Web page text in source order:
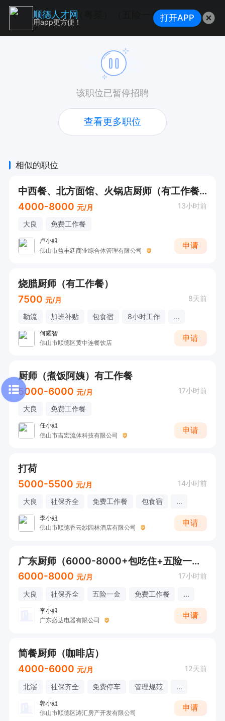
厨师（粤菜）（五险一金）
该职位已暂停招聘
查看更多职位
相似的职位
中西餐、北方面馆、火锅店厨师（有工作餐）
4000-8000 元/月 13小时前
大良 免费工作餐
卢小姐
佛山市益丰廷商业综合体管理有限公司
申请
烧腊厨师（有工作餐）
7500 元/月 8天前
勒流 加班补贴 包食宿 8小时工作 ...
何耀智
佛山市顺德区黄中连餐饮店
申请
厨师（煮饭阿姨）有工作餐
5000-6000 元/月 17小时前
大良 免费工作餐
任小姐
佛山市吉宏流体科技有限公司
申请
打荷
5000-5500 元/月 14小时前
大良 社保齐全 免费工作餐 包食宿 ...
李小姐
佛山市顺德香云纱园林酒店有限公司
申请
广东厨师（6000-8000+包吃住+五险一金）
6000-8000 元/月 17小时前
大良 社保齐全 五险一金 免费工作餐 ...
李小姐
广东必达电器有限公司
申请
简餐厨师（咖啡店）
4000-6000 元/月 12天前
北滘 社保齐全 免费停车 管理规范 ...
郭小姐
佛山市顺德区涛汇房产开发有限公司
申请
顺德人才网
用app更方便！ 打开APP